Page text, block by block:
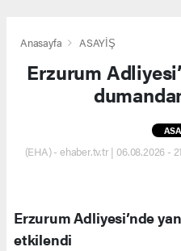
Anasayfa ASAYİŞ
Erzurum
(EHA) - ehaber.tv.tr | 06.08.2026 -
Erzurum Adliyesi’nde
etkilendi